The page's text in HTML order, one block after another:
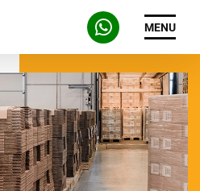
MENU